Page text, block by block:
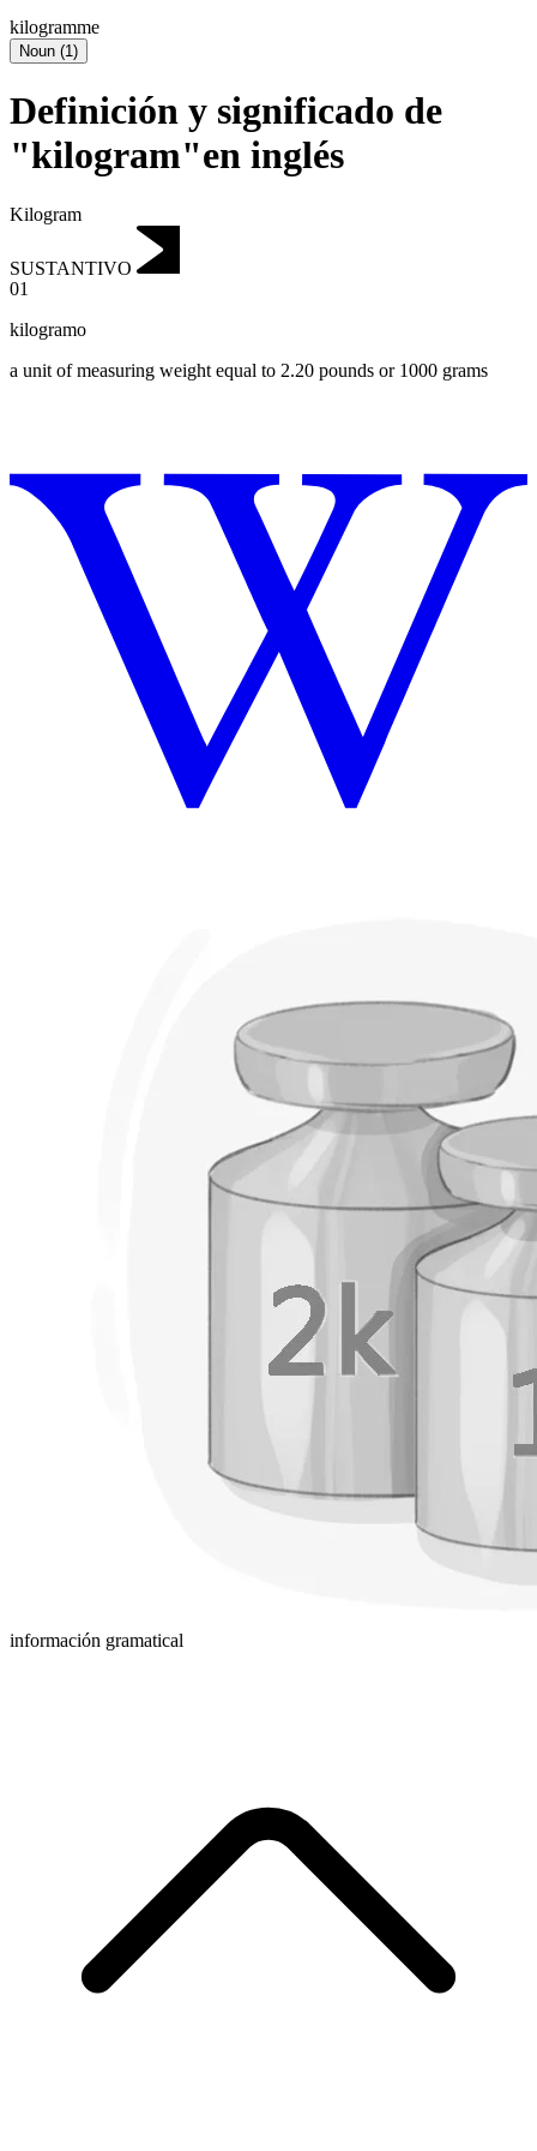
kilogramme
Noun (1)
Definición y significado de
"kilogram"en inglés
Kilogram
SUSTANTIVO
01
kilogramo
a unit of measuring weight equal to 2.20 pounds or 1000 grams
información gramatical